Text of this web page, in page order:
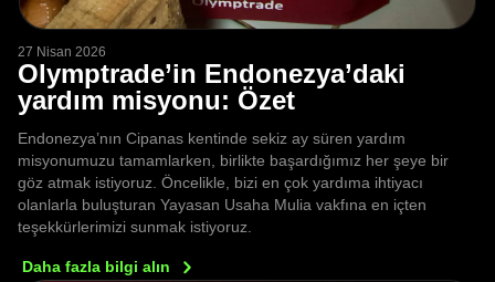
27 Nisan 2026
Olymptrade’in Endonezya’daki
yardım misyonu: Özet
Endonezya’nın Cipanas kentinde sekiz ay süren yardım
misyonumuzu tamamlarken, birlikte başardığımız her şeye bir
göz atmak istiyoruz. Öncelikle, bizi en çok yardıma ihtiyacı
olanlarla buluşturan Yayasan Usaha Mulia vakfına en içten
teşekkürlerimizi sunmak istiyoruz.
Daha fazla bilgi alın